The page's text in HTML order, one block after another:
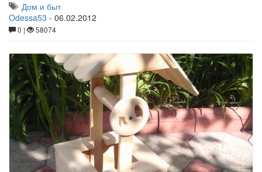
Дом и быт
Odessa53 - 06.02.2012
0 | 58074